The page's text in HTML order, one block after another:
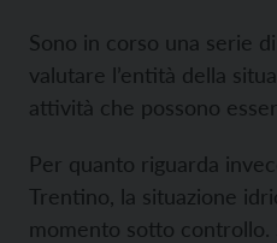
Sono in corso una serie
valutare l’entità della
attività che possono
Per quanto riguarda
Trentino, la situazione
momento sotto controllo.